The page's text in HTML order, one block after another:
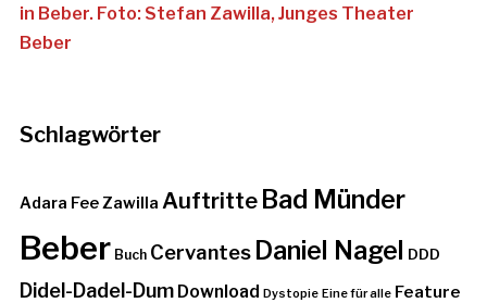
Schlagwörter
Adara Fee Zawilla Auftritte Bad Münder
Beber Buch Cervantes Daniel Nagel DDD
Didel-Dadel-Dum Download Dystopie Eine für alle Feature